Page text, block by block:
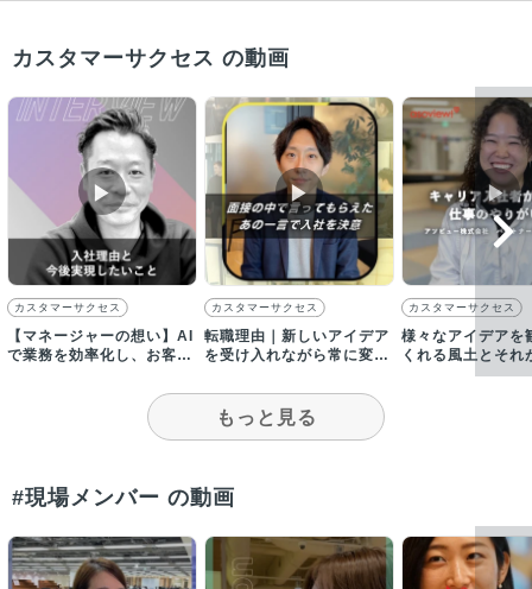
カスタマーサクセス の動画
▶︎
カスタマーサクセス
【マネージャーの想い】AI
で業務を効率化し、お客様
▶︎
カスタマーサクセス
転職理由｜新しいアイデア
を受け入れながら常に変化
▶︎
カスタマーサクセス
様々なアイデアを
くれる風土とそれ
の信頼を得ている
もっと見る
#現場メンバー の動画